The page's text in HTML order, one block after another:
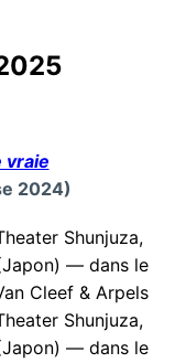
vraie
2024)
Shunjuza,
— dans le
Cleef & Arpels
Shunjuza,
— dans le